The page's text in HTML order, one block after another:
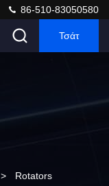
86-510-83050580
Τσάτ
> Rotators